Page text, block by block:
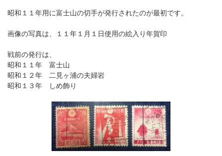
昭和１１年用に富士山の切手が発行されたのが最初です。
画像の写真は、１１年１月１日使用の絵入り年賀印
戦前の発行は、
昭和１１年 富士山
昭和１２年 二見ヶ浦の夫婦岩
昭和１３年 しめ飾り